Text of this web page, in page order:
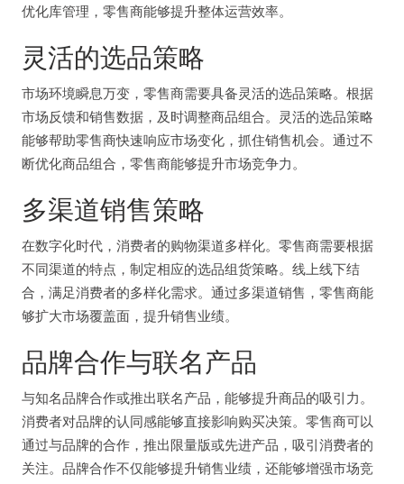
优化库管理，零售商能够提升整体运营效率。
灵活的选品策略
市场环境瞬息万变，零售商需要具备灵活的选品策略。根据
市场反馈和销售数据，及时调整商品组合。灵活的选品策略
能够帮助零售商快速响应市场变化，抓住销售机会。通过不
断优化商品组合，零售商能够提升市场竞争力。
多渠道销售策略
在数字化时代，消费者的购物渠道多样化。零售商需要根据
不同渠道的特点，制定相应的选品组货策略。线上线下结
合，满足消费者的多样化需求。通过多渠道销售，零售商能
够扩大市场覆盖面，提升销售业绩。
品牌合作与联名产品
与知名品牌合作或推出联名产品，能够提升商品的吸引力。
消费者对品牌的认同感能够直接影响购买决策。零售商可以
通过与品牌的合作，推出限量版或先进产品，吸引消费者的
关注。品牌合作不仅能够提升销售业绩，还能够增强市场竞